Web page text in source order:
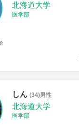
北海道大学
医学部
しん (34)男性
北海道大学
医学部